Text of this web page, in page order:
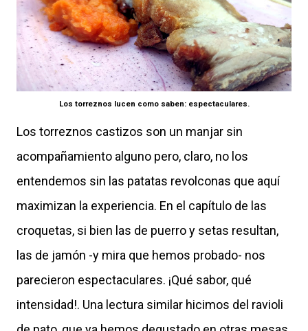
Los torreznos lucen como saben: espectaculares.
Los torreznos castizos son un manjar sin
acompañamiento alguno pero, claro, no los
entendemos sin las patatas revolconas que aquí
maximizan la experiencia. En el capítulo de las
croquetas, si bien las de puerro y setas resultan,
las de jamón -y mira que hemos probado- nos
parecieron espectaculares. ¡Qué sabor, qué
intensidad!. Una lectura similar hicimos del ravioli